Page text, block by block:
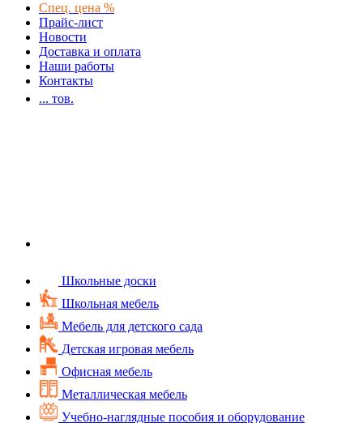
Спец. цена %
Прайс-лист
Новости
Доставка и оплата
Наши работы
Контакты
... тов.
Школьные доски
Школьная мебель
Мебель для детского сада
Детская игровая мебель
Офисная мебель
Металлическая мебель
Учебно-наглядные пособия и оборудование